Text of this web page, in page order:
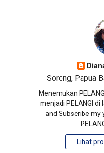
Sorong, Papua
Menemukan
menjadi PELANGI di
and Subscribe my
Lihat